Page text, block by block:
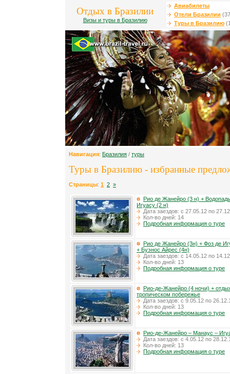
Отдых в Бразилии
Визы и туры в Бразилию
Авиабилеты
Отели Бразилии
Туры в Бразилию
Навигация: Бразилия / туры
Туры в Бразилию - избранные
Страницы: 1 2 »
Рио де Жанейро (3 н) +
Игуасу (2 н)
Дата заездов: с 27.05.12 по
Кол-во дней: 14
Подробная информация о туре
Рио де Жанейро (3н) + Фоз де
+ Буэнос Айрес (4н)
Дата заездов: с 14.05.12 по
Кол-во дней: 13
Подробная информация о туре
Рио-де-Жанейро (4 ночи) +
тропическом побережье
Дата заездов: с 9.05.12 по
Кол-во дней: 13
Подробная информация о туре
Рио-де-Жанейро – Манаус –
Дата заездов: с 4.05.12 по
Кол-во дней: 13
Подробная информация о туре